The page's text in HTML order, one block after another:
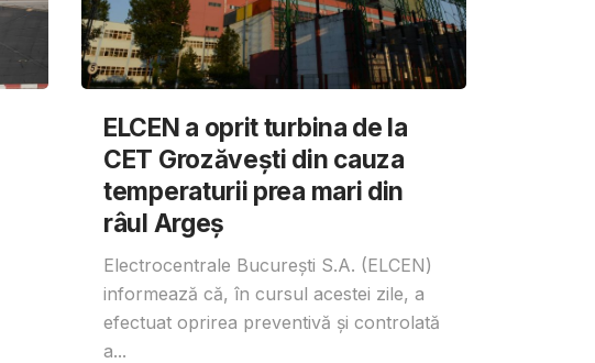
ELCEN a oprit turbina de la
CET Grozăvești din cauza
temperaturii prea mari din
râul Argeș
Electrocentrale București S.A. (ELCEN)
informează că, în cursul acestei zile, a
efectuat oprirea preventivă și controlată
a...